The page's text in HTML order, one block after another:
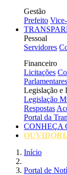
Gestão
Prefeito
Pessoal
Servidores
Financeiro
Licitações
Parlamentares
Legislação e
Legislação
Respostas
Portal da
CONHEÇA
Início
Portal de